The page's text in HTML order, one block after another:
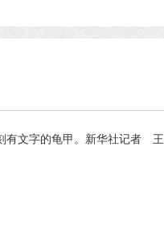
刻有文字的龟甲。新华社记